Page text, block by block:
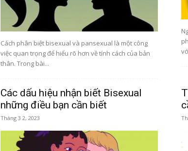
công
của
Cách phân biệt bisexual và pansexual là một công
việc quan trọng để hiểu rõ hơn về tính cách của bản
thân. Trong bài...
Các dấu hiệu nhận biết Bisexual
những điều bạn cần biết
Tháng 3 2, 2023